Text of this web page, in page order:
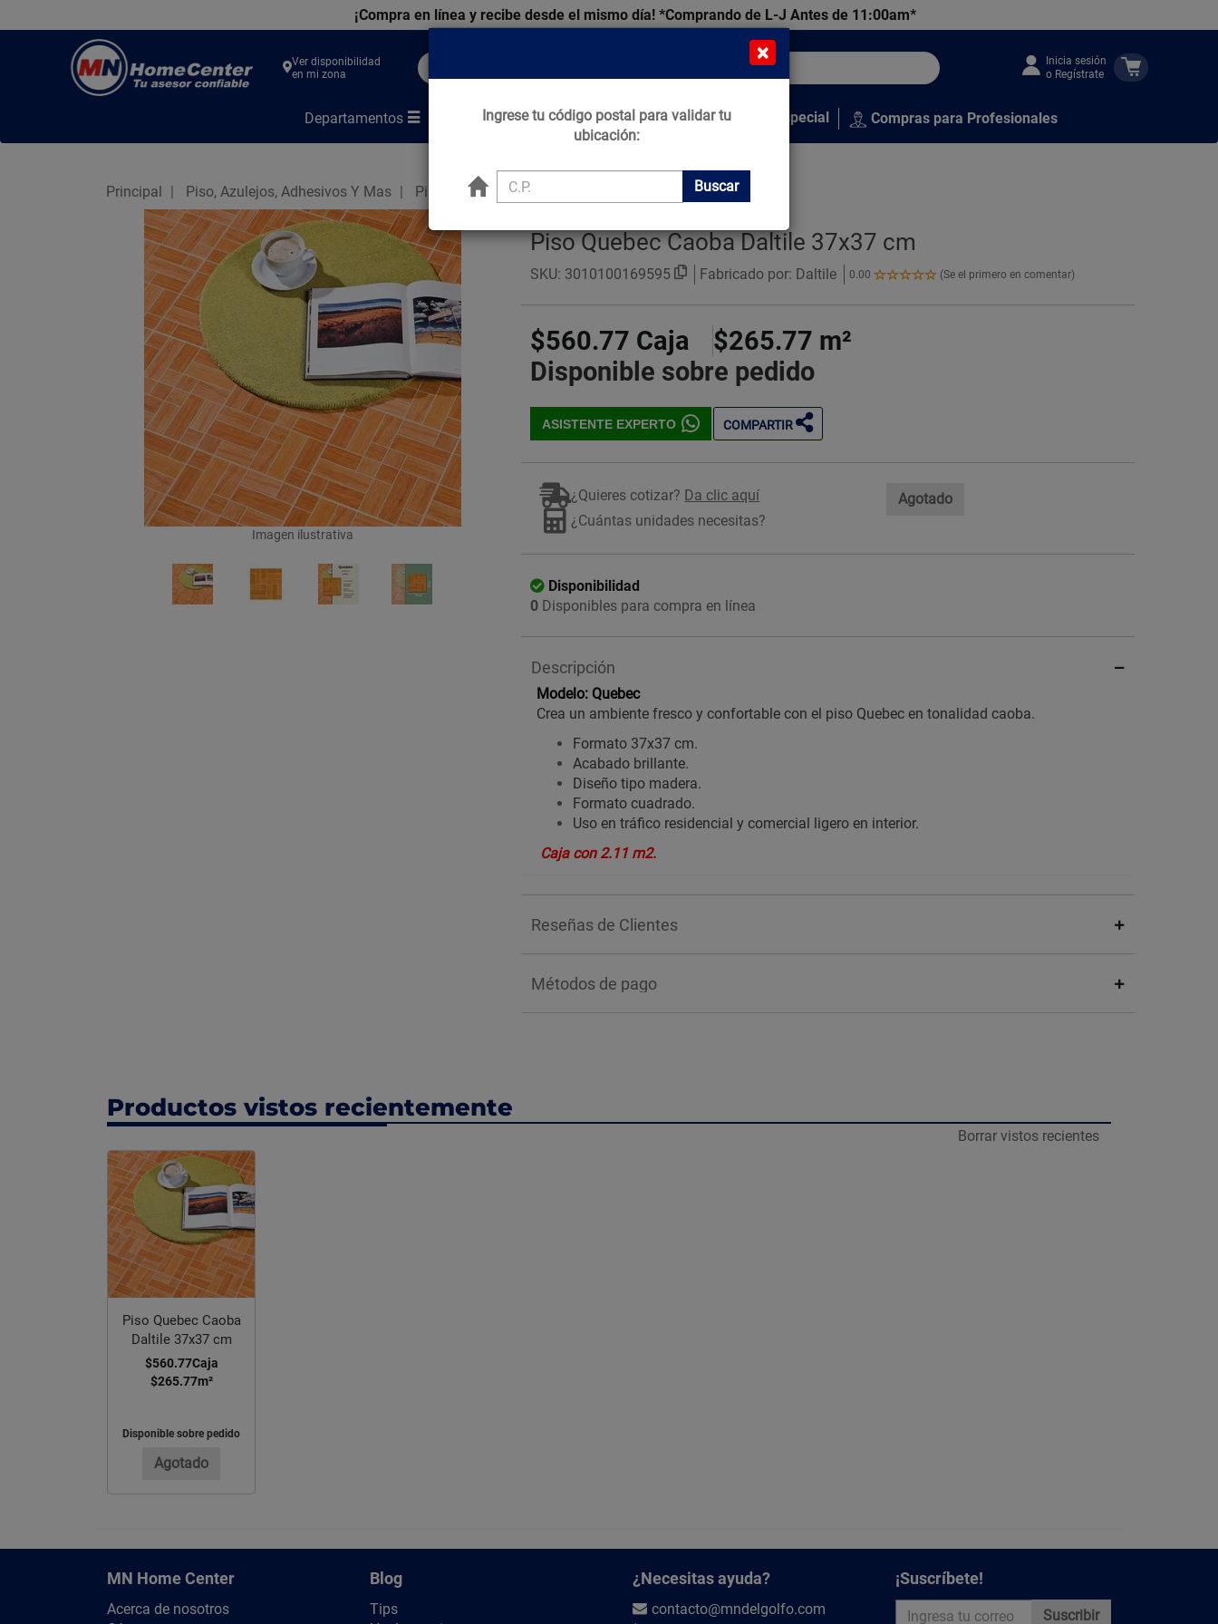
¡Compra en línea y recibe desde el mismo día! *Comprando de L-J Antes de 11:00am*
Center
Ver disponibilidad
en mi zona
Inicia sesión
o Regístrate
Departamentos Marcas Tips que Construyen Venta Especial Compras para Profesionales
Principal Piso, Azulejos, Adhesivos Y Mas Pisos Estilo Madera
Imagen ilustrativa
Piso Quebec Caoba Daltile 37x37 cm
SKU: 3010100169595 Fabricado por: Daltile 0.00
0.00
(Se el primero en comentar)
$560.77 Caja $265.77 m²
Disponible sobre pedido
ASISTENTE EXPERTO COMPARTIR
¿Quieres cotizar? Da clic aquí
¿Cuántas unidades necesitas?
Agotado
Disponibilidad
0 Disponibles para compra en línea
Descripción
Modelo: Quebec
Crea un ambiente fresco y confortable con el piso Quebec en tonalidad caoba.
Formato 37x37 cm.
Acabado brillante.
Diseño tipo madera.
Formato cuadrado.
Uso en tráfico residencial y comercial ligero en interior.
Caja con 2.11 m2.
Reseñas de Clientes
Métodos de pago
Productos vistos recientemente
Borrar vistos recientes
Piso Quebec Caoba
Daltile 37x37 cm
$560.77Caja
$265.77m²
Disponible sobre pedido
Agotado
MN Home Center
Acerca de nosotros
Blog
Tips
¿Necesitas ayuda?
contacto@mndelgolfo.com
¡Suscríbete!
Suscribir
×
Ingrese tu código postal para validar tu
ubicación:
Buscar